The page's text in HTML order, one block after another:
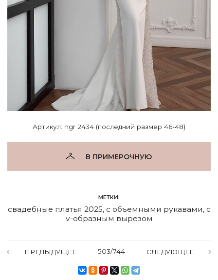
Артикул: ngr 2434 (последний размер 46-48)
В ПРИМЕРОЧНУЮ
МЕТКИ:
свадебные платья 2025, с объемными рукавами, с
v-образным вырезом
ПРЕДЫДУЩЕЕ 503/744 СЛЕДУЮЩЕЕ